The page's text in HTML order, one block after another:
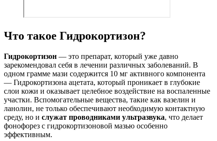
Что такое Гидрокортизон?
Гидрокортизон — это препарат, который уже давно
зарекомендовал себя в лечении различных заболеваний. В
одном грамме мази содержится 10 мг активного компонента
— Гидрокортизона ацетата, который проникает в глубокие
слои кожи и оказывает целебное воздействие на воспаленные
участки. Вспомогательные вещества, такие как вазелин и
ланолин, не только обеспечивают необходимую контактную
среду, но и служат проводниками ультразвука, что делает
фонофорез с гидрокортизоновой мазью особенно
эффективным.